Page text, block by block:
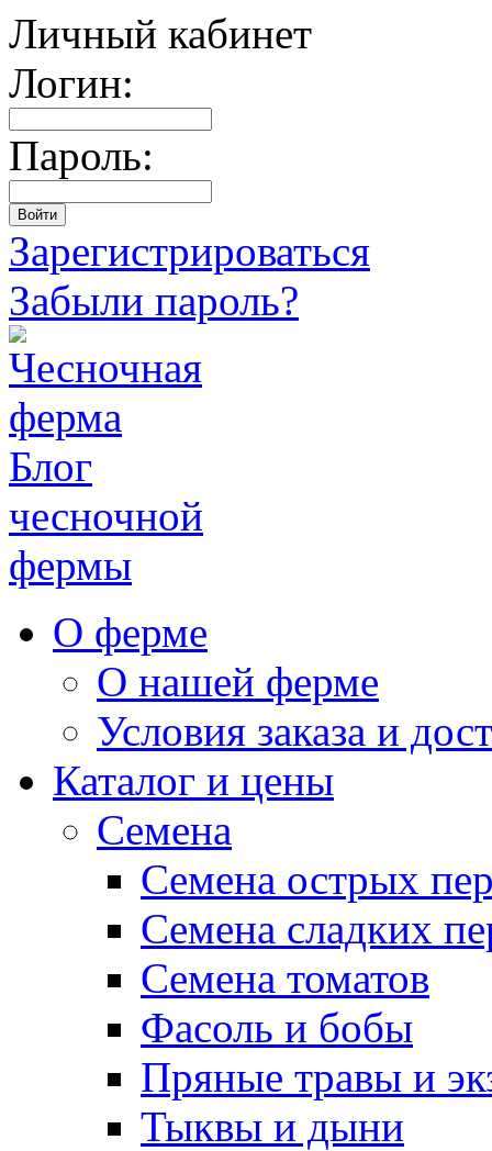
Личный кабинет
Логин:
Пароль:
Зарегистрироваться
Забыли пароль?
Блог
чесночной
фермы
О ферме
О нашей ферме
Условия заказа и
Каталог и цены
Семена
Семена острых
Семена сладких
Семена томатов
Фасоль и бобы
Пряные травы и
Тыквы и дыни